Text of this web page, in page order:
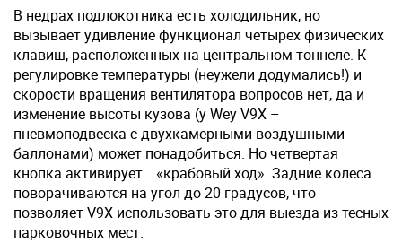
В недрах подлокотника есть холодильник, но
вызывает удивление функционал четырех физических
клавиш, расположенных на центральном тоннеле. К
регулировке температуры (неужели додумались!) и
скорости вращения вентилятора вопросов нет, да и
изменение высоты кузова (у Wey V9X –
пневмоподвеска с двухкамерными воздушными
баллонами) может понадобиться. Но четвертая
кнопка активирует… «крабовый ход». Задние колеса
поворачиваются на угол до 20 градусов, что
позволяет V9X использовать это для выезда из тесных
парковочных мест.